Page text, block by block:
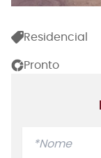
Residencial
Pronto